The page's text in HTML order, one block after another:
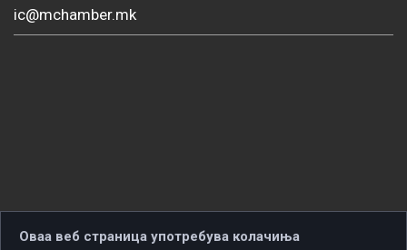
ic@mchamber.mk
Оваа веб страница употребува колачиња